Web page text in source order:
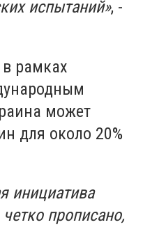
испытаний», -
рамках
может
для около 20%
инициатива
прописано,